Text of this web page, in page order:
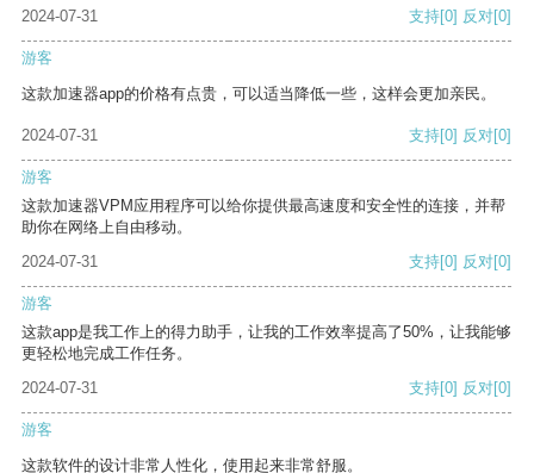
2024-07-31 支持[0] 反对[0]
游客
这款加速器app的价格有点贵，可以适当降低一些，这样会更加亲民。
2024-07-31 支持[0] 反对[0]
游客
这款加速器VPM应用程序可以给你提供最高速度和安全性的连接，并帮
助你在网络上自由移动。
2024-07-31
支持[0] 反对[0]
游客
这款app是我工作上的得力助手，让我的工作效率提高了50%，让我能够
更轻松地完成工作任务。
2024-07-31
支持[0] 反对[0]
游客
这款软件的设计非常人性化，使用起来非常舒服。